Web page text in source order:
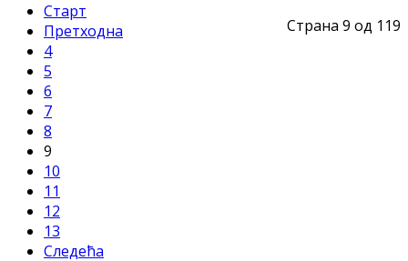
Страна 9 од 119
Старт
Претходна
4
5
6
7
8
9
10
11
12
13
Следећа